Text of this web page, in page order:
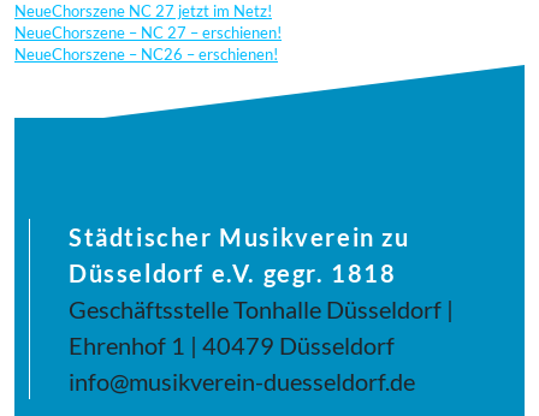
NeueChorszene NC 27 jetzt im Netz!
NeueChorszene – NC 27 – erschienen!
NeueChorszene – NC26 – erschienen!
Städtischer Musikverein zu
Düsseldorf e.V. gegr. 1818
Geschäftsstelle Tonhalle Düsseldorf |
Ehrenhof 1 | 40479 Düsseldorf
info@musikverein-duesseldorf.de